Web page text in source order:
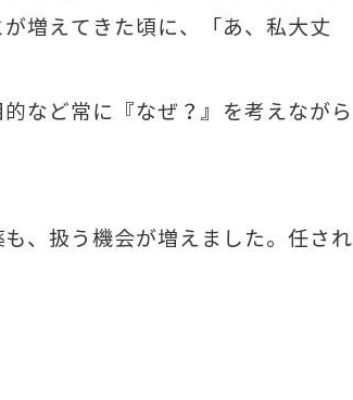
増えてきた頃に、「あ、私大丈
など常に『なぜ？』を考えながら
、扱う機会が増えました。任され